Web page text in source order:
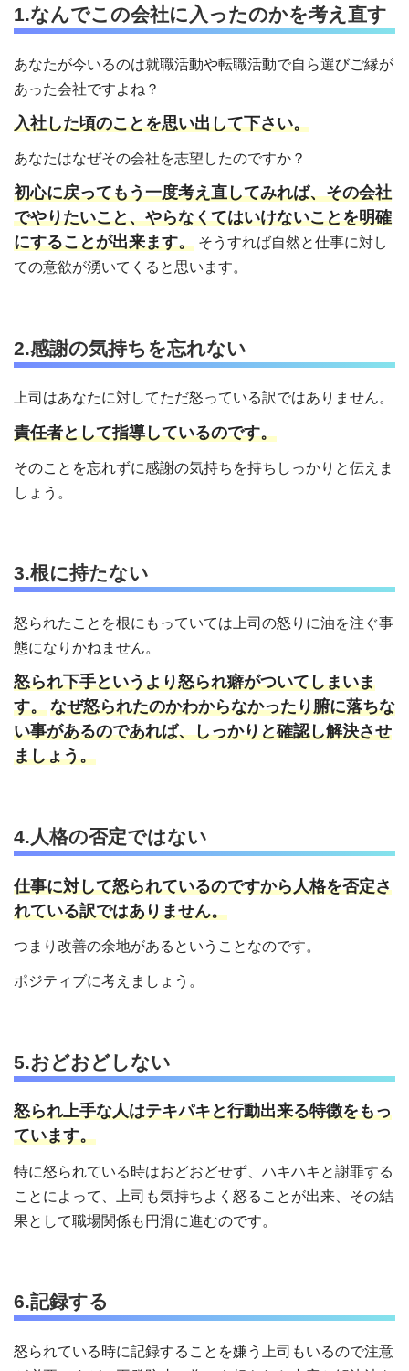
1.なんでこの会社に入ったのかを考え直す
あなたが今いるのは就職活動や転職活動で自ら選びご縁が
あった会社ですよね？
入社した頃のことを思い出して下さい。
あなたはなぜその会社を志望したのですか？
初心に戻ってもう一度考え直してみれば、その会社
でやりたいこと、やらなくてはいけないことを明確
にすることが出来ます。 そうすれば自然と仕事に対し
ての意欲が湧いてくると思います。
2.感謝の気持ちを忘れない
上司はあなたに対してただ怒っている訳ではありません。
責任者として指導しているのです。
そのことを忘れずに感謝の気持ちを持ちしっかりと伝えま
しょう。
3.根に持たない
怒られたことを根にもっていては上司の怒りに油を注ぐ事
態になりかねません。
怒られ下手というより怒られ癖がついてしまいま
す。 なぜ怒られたのかわからなかったり腑に落ちな
い事があるのであれば、しっかりと確認し解決させ
ましょう。
4.人格の否定ではない
仕事に対して怒られているのですから人格を否定さ
れている訳ではありません。
つまり改善の余地があるということなのです。
ポジティブに考えましょう。
5.おどおどしない
怒られ上手な人はテキパキと行動出来る特徴をもっ
ています。
特に怒られている時はおどおどせず、ハキハキと謝罪する
ことによって、上司も気持ちよく怒ることが出来、その結
果として職場関係も円滑に進むのです。
6.記録する
怒られている時に記録することを嫌う上司もいるので注意